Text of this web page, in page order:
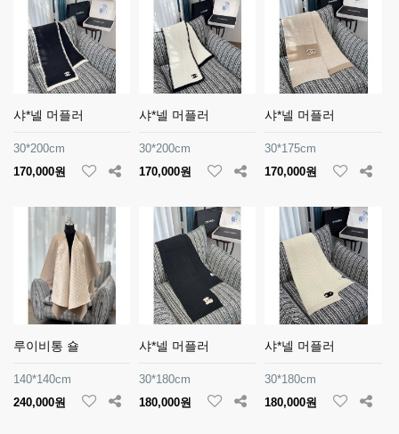
샤*넬 머플러
30*200cm
170,000원
샤*넬 머플러
30*200cm
170,000원
샤*넬 머플러
30*175cm
170,000원
루이비통 숄
140*140cm
240,000원
샤*넬 머플러
30*180cm
180,000원
샤*넬 머플러
30*180cm
180,000원